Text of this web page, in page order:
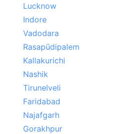
Lucknow
Indore
Vadodara
Rasapūdipalem
Kallakurichi
Nashik
Tirunelveli
Faridabad
Najafgarh
Gorakhpur